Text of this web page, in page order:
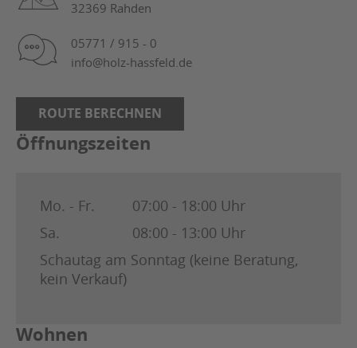
32369 Rahden
05771 / 915 - 0
info@holz-hassfeld.de
ROUTE BERECHNEN
Öffnungszeiten
Mo. - Fr.
07:00 - 18:00 Uhr
Sa.
08:00 - 13:00 Uhr
Schautag am Sonntag (keine Beratung,
kein Verkauf)
Wohnen